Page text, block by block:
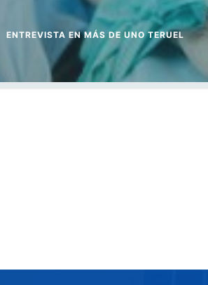
ENTREVISTA EN MÁS DE UNO TERUEL​